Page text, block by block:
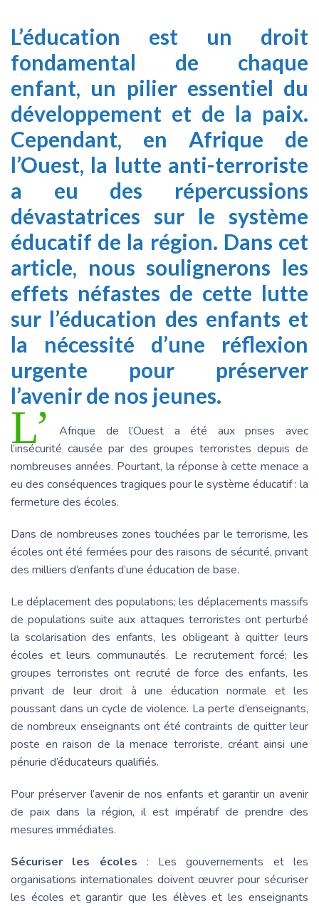
L’éducation est un droit
fondamental de chaque
enfant, un pilier essentiel du
développement et de la paix.
Cependant, en Afrique de
l’Ouest, la lutte anti-terroriste
a eu des répercussions
dévastatrices sur le système
éducatif de la région. Dans cet
article, nous soulignerons les
effets néfastes de cette lutte
sur l’éducation des enfants et
la nécessité d’une réflexion
urgente pour préserver
l’avenir de nos jeunes.
L’
Afrique de l’Ouest a été aux prises avec
l’insécurité causée par des groupes terroristes depuis de
nombreuses années. Pourtant, la réponse à cette menace a
eu des conséquences tragiques pour le système éducatif : la
fermeture des écoles.
Dans de nombreuses zones touchées par le terrorisme, les
écoles ont été fermées pour des raisons de sécurité, privant
des milliers d’enfants d’une éducation de base.
Le déplacement des populations; les déplacements massifs
de populations suite aux attaques terroristes ont perturbé
la scolarisation des enfants, les obligeant à quitter leurs
écoles et leurs communautés. Le recrutement forcé; les
groupes terroristes ont recruté de force des enfants, les
privant de leur droit à une éducation normale et les
poussant dans un cycle de violence. La perte d’enseignants,
de nombreux enseignants ont été contraints de quitter leur
poste en raison de la menace terroriste, créant ainsi une
pénurie d’éducateurs qualifiés.
Pour préserver l’avenir de nos enfants et garantir un avenir
de paix dans la région, il est impératif de prendre des
mesures immédiates.
Sécuriser les écoles : Les gouvernements et les
organisations internationales doivent œuvrer pour sécuriser
les écoles et garantir que les élèves et les enseignants